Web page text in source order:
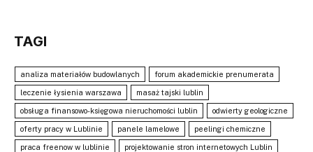
TAGI
analiza materiałów budowlanych forum akademickie prenumerata
leczenie łysienia warszawa masaż tajski lublin
obsługa finansowo-księgowa nieruchomości lublin odwierty geologiczne
oferty pracy w Lublinie panele lamelowe peelingi chemiczne
praca freenow w lublinie projektowanie stron internetowych Lublin